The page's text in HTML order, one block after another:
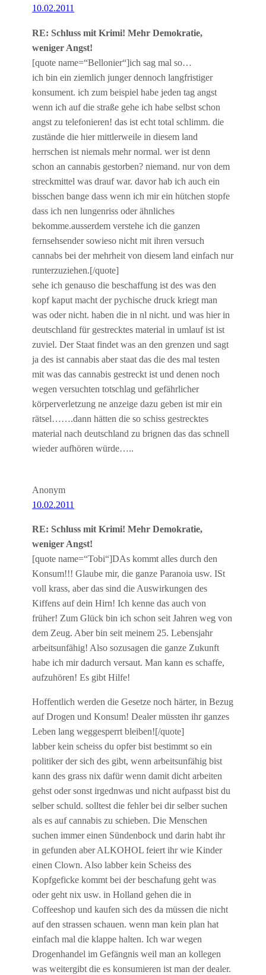
10.02.2011
RE: Schluss mit Krimi! Mehr Demokratie,
weniger Angst!
[quote name=“Bellonier“]ich sag mal so…
ich bin ein ziemlich junger dennoch langfristiger
konsument. ich zum beispiel habe jeden tag angst
wenn ich auf die straße gehe ich habe selbst schon
angst zu telefonieren! das ist echt total schlimm. die
zustände die hier mittlerweile in diesem land
herrschen ist niemals mehr normal. wer ist denn
schon an cannabis gestorben? niemand. nur von dem
streckmittel was drauf war. davor hab ich auch ein
bisschen bange dass wenn ich mir ein hütchen stopfe
dass ich nen lungenriss oder ähnliches
bekomme.ausserdem verstehe ich die ganzen
fernsehsender sowieso nicht mit ihren versuch
cannabs bei der mehrheit von diesem land einfach nur
runterzuziehen.[/quote]
sehe ich genauso die beschaffung ist des was den
kopf kaput macht der pychische druck kriegt man
was oder nicht. haben die in nl nicht. und was hier in
deutschland für gestrecktes material in umlauf ist ist
zuviel. Der Staat findet was an den grenzen und sagt
ja des ist cannabis aber staat das die des mal testen
mit was das cannabis gestreckt ist und denen noch
wegen versuchten totschlag und gefährlicher
körperverletzung ne anzeige dazu geben ist mir ein
rätsel…….dann hätten die so schiss gestrecktes
material nach deutschland zu brignen das das schnell
wieder aufhören würde…..
Anonym
10.02.2011
RE: Schluss mit Krimi! Mehr Demokratie,
weniger Angst!
[quote name=“Tobi“]DAs kommt alles durch den
Konsum!!! Glaube mir, die ganze Paranoia usw. ISt
voll krass, aber das sind die Auswirkungen des
Kiffens auf dein Hirn! Ich kenne das auch von
früher! Zum Glück bin ich schon seit Jahren weg von
dem Zeug. Aber bin seit meinem 25. Lebensjahr
arbeitsunfähig! Also sozusagen die ganze Zukunft
habe ich mir dadurch versaut. Man kann es schaffe,
aufzuhören! Es gibt Hilfe!
Hoffentlich werden die Gesetze noch härter, in Bezug
auf Drogen und Konsum! Dealer müssten ihr ganzes
Leben lang weggesperrt bleiben![/quote]
labber kein scheiss du opfer bist bestimmt so ein
politiker der sich des gibt, wenn arbeitsunfähig bist
kann des grass nix dafür wenn damit dicht arbeiten
gehst oder sonst irgednwas und nicht aufpasst bist du
selber schuld. solltest die fehler bei dir selber suchen
als es auf cannabis zu schieben. Die Menschen
suchen immer einen Sündenbock und darin habt ihr
in gefunden aber ALKOHOL feiert ihr wie Kinder
einen Clown. Also labber kein Scheiss des
Kopfgeficke kommt bei der beschafung geht was
oder geht nix usw. in Holland gehen die in
Coffeeshop und kaufen sich des da müssen die nicht
auf den strassen schauen. wenn man kein plan hat
einfach mal die klappe halten. Ich war wegen
Drogenhandel im Gefängnis weil man an kollegen
was weitergibt die es konsumieren ist man der dealer.